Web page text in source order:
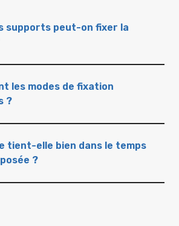
supports peut-on fixer la
les modes de fixation
?
tient-elle bien dans le temps
?